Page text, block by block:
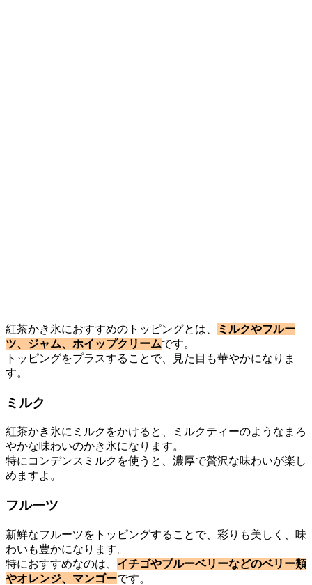
紅茶かき氷におすすめのトッピングとは、
ミルクやフルー
ツ、ジャム、ホイップクリームです。
トッピングをプラスすることで、見た目も華やかになりま
す。
ミルク
紅茶かき氷にミルクをかけると、ミルクティーのようなまろ
やかな味わいのかき氷になります。
特にコンデンスミルクを使うと、濃厚で贅沢な味わいが楽し
めますよ。
フルーツ
新鮮なフルーツをトッピングすることで、彩りも美しく、味
わいも豊かになります。
特におすすめなのは、 イチゴやブルーベリーなどのベリー類
やオレンジ、マンゴーです。